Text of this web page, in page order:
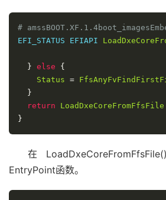
#
EFI_STATUS EFIAPI
} else
{
Status =
}
return
LoadDxeCoreFromFfsFile
}
在
EntryPoint函数。